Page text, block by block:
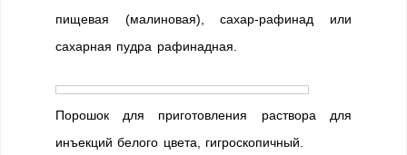
пищевая (малиновая), сахар-рафинад или
сахарная пудра рафинадная.
Порошок для приготовления раствора для
инъекций белого цвета, гигроскопичный.